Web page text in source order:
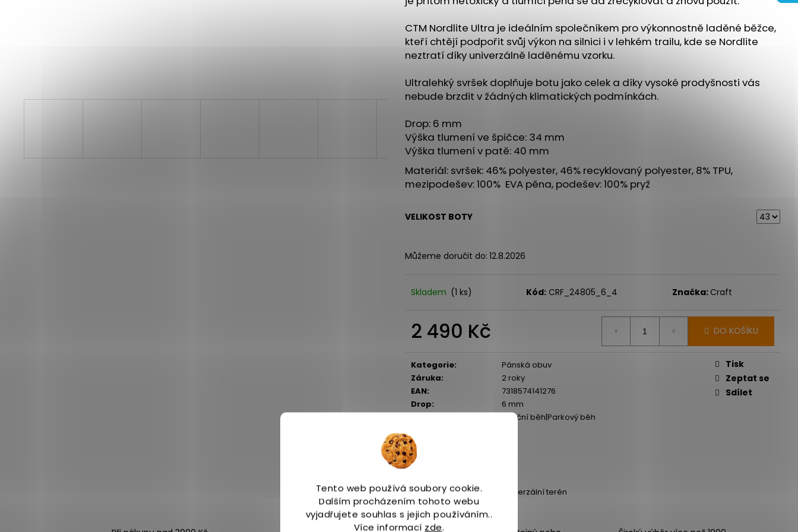
Tento web používá soubory cookie.
Dalším procházením tohoto webu
vyjadřujete souhlas s jejich používáním..
Více informací zde.
CTM Nordlite Ultra je ideálním společníkem pro výkonnostně laděné běžce,
kteří chtějí podpořit svůj výkon na silnici i v lehkém trailu, kde se Nordlite
neztratí díky univerzálně laděnému vzorku.
Ultralehký svršek doplňuje botu jako celek a díky vysoké prodyšnosti vás
nebude brzdit v žádných klimatických podmínkách.
Drop: 6 mm
Výška tlumení ve špičce: 34 mm
Výška tlumení v patě: 40 mm
Materiál: svršek: 46% polyester, 46% recyklovaný polyester, 8% TPU,
mezipodešev: 100% EVA pěna, podešev: 100% pryž
VELIKOST BOTY
Můžeme doručit do: 12.8.2026
Skladem (1 ks) Kód: CRF_24805_6_4 Značka: Craft
2 490 Kč DO KOŠÍKU
Kategorie:
Pánská obuv
Záruka:
2 roky
EAN:
7318574141276
Drop:
6 mm
Silniční běh|Parkový běh
aktivita
Kolekce
Koncept
terén: Univerzální terén
Tisk
Zeptat se
Sdílet
BOTY CRAFT CTM ULTRA TRAIL - ŠEDÁ
SAUCONY XODUS ULTRA 3 BLACK/DUSK
Původně:4 299 Kč